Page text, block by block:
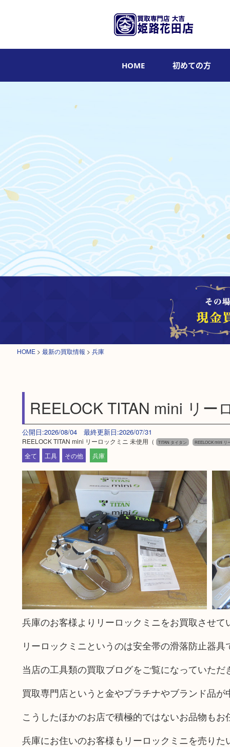
HOME 初めての方
HOME > 最新の買取情報 > 兵庫
REELOCK TITAN mini リー
公開日:2026/08/04 最終更新日:2026/07/31
REELOCK TITAN mini リーロックミニ 未使用（ TITAN タイタン REELOCK mini リ
全て
工具 その他 兵庫
兵庫のお客様よりリーロックミニをお買取させて
リーロックミニというのは安全帯の滑落防止器具
当店の工具類の買取ブログをご覧になっていた
買取専門店というと金やプラチナやブランド品が
こうしたほかのお店で積極的ではないお品物もお
兵庫にお住いのお客様もリーロックミニを売り